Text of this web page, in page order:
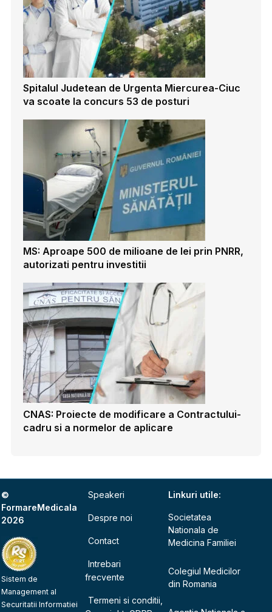
Spitalul Judetean de Urgenta Miercurea-Ciuc
va scoate la concurs 53 de posturi
MS: Aproape 500 de milioane de lei prin PNRR,
autorizati pentru investitii
CNAS: Proiecte de modificare a Contractului-
cadru si a normelor de aplicare
©
FormareMedicala
2026
Sistem de
Management al
Securitatii Informatiei
Speakeri
Despre noi
Contact
Intrebari
frecvente
Termeni si conditii,
Linkuri utile:
Societatea
Nationala de
Medicina Familiei
Colegiul Medicilor
din Romania